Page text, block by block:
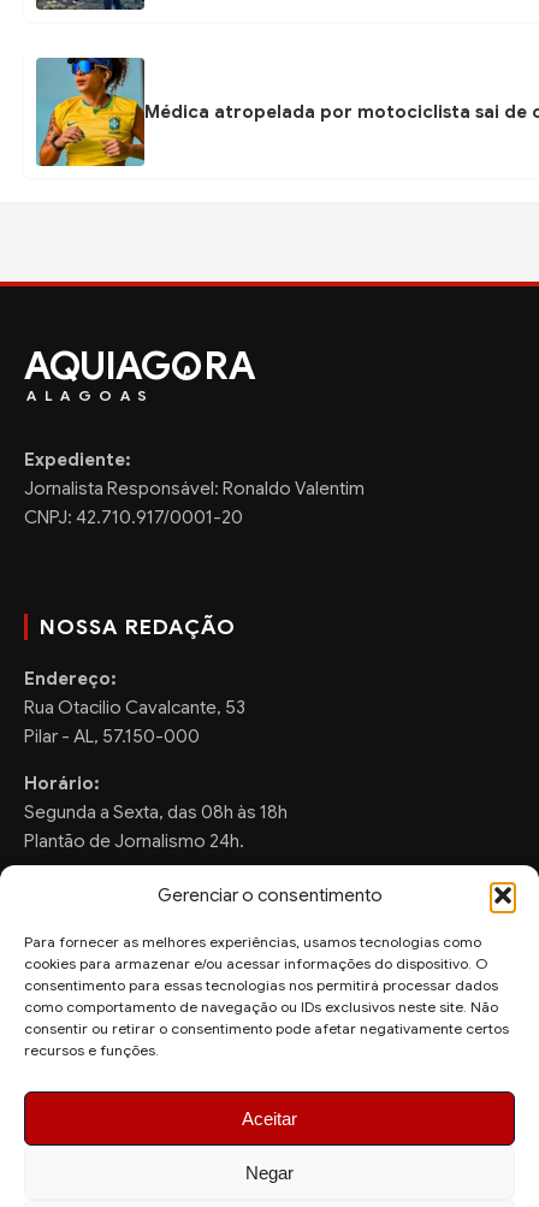
Gerenciar o consentimento
Para fornecer as melhores experiências, usamos tecnologias como
cookies para armazenar e/ou acessar informações do dispositivo. O
consentimento para essas tecnologias nos permitirá processar dados
como comportamento de navegação ou IDs exclusivos neste site. Não
consentir ou retirar o consentimento pode afetar negativamente certos
recursos e funções.
Aceitar
Negar
Médica atropelada por motociclista sai de
AQUIAG RA
ALAGOAS
Expediente:
Jornalista Responsável: Ronaldo Valentim
CNPJ: 42.710.917/0001-20
NOSSA REDAÇÃO
Endereço:
Rua Otacilio Cavalcante, 53
Pilar - AL, 57.150-000
Horário:
Segunda a Sexta, das 08h às 18h
Plantão de Jornalismo 24h.
FALE CONOSCO
Sugestões de Pauta:
ronaldo.valentim150@gmail.com